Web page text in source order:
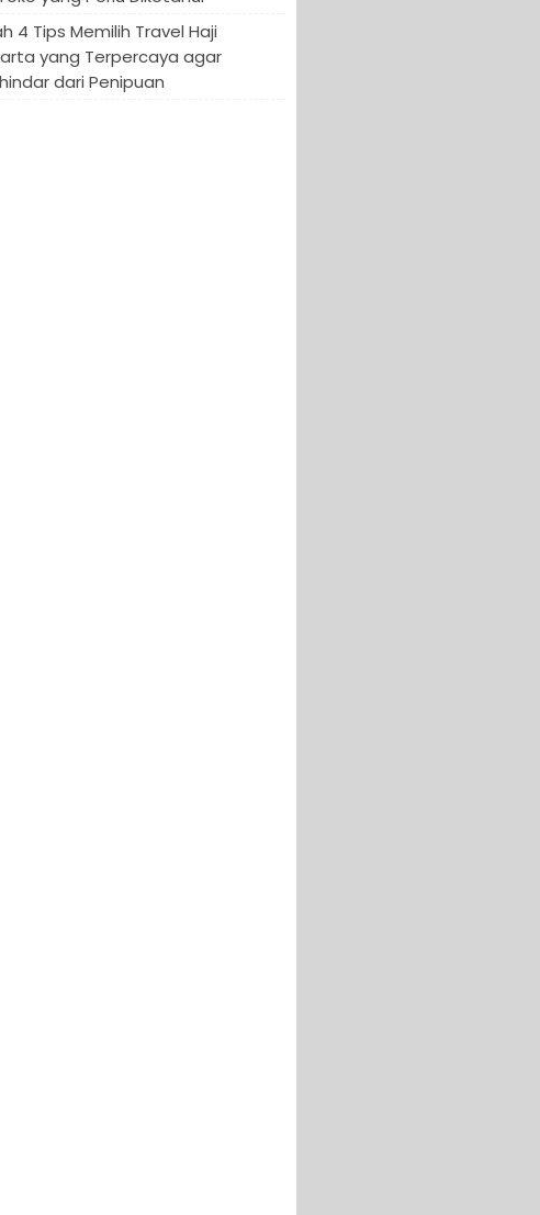
4 Tips Memilih Travel Haji
yang Terpercaya agar
dari Penipuan